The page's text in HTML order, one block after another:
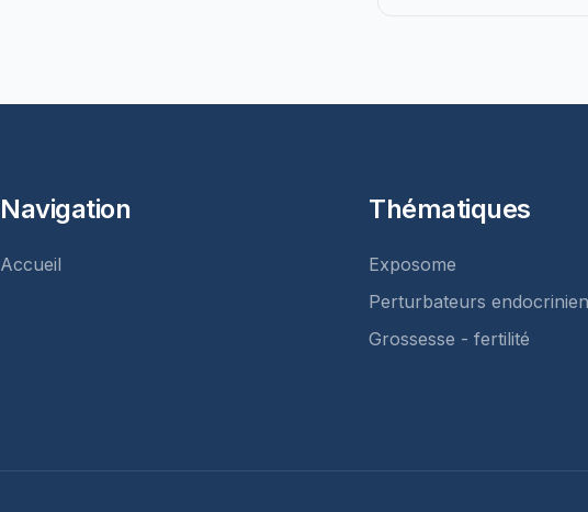
Navigation
Accueil
Thématiques
Exposome
Perturbateurs
Grossesse - fertilité